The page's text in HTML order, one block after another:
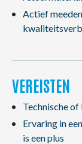
Actief
VEREISTEN
Technische
Ervaring in
is een plus